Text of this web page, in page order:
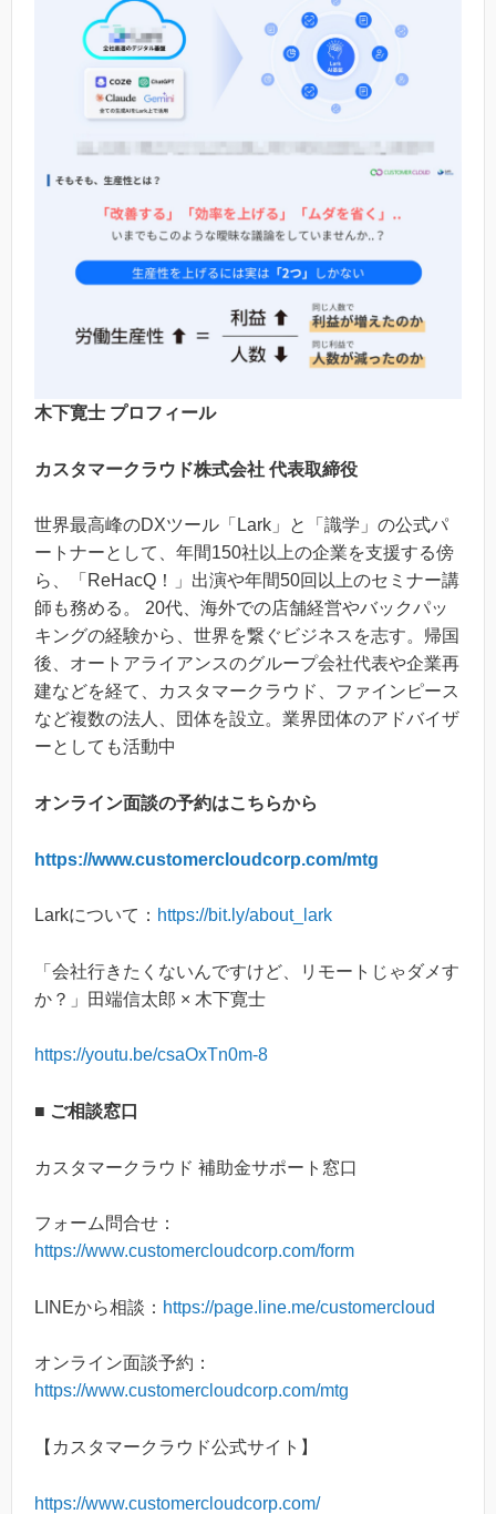
木下寛士 プロフィール
カスタマークラウド株式会社 代表取締役
世界最高峰のDXツール「Lark」と「識学」の公式パ
ートナーとして、年間150社以上の企業を支援する傍
ら、「ReHacQ！」出演や年間50回以上のセミナー講
師も務める。 20代、海外での店舗経営やバックパッ
キングの経験から、世界を繋ぐビジネスを志す。帰国
後、オートアライアンスのグループ会社代表や企業再
建などを経て、カスタマークラウド、ファインピース
など複数の法人、団体を設立。業界団体のアドバイザ
ーとしても活動中
オンライン面談の予約はこちらから
https://www.customercloudcorp.com/mtg
Larkについて： https://bit.ly/about_lark
「会社行きたくないんですけど、リモートじゃダメす
か？」田端信太郎 × 木下寛士
https://youtu.be/csaOxTn0m-8
■ ご相談窓口
カスタマークラウド 補助金サポート窓口
フォーム問合せ：
https://www.customercloudcorp.com/form
LINEから相談： https://page.line.me/customercloud
オンライン面談予約：
https://www.customercloudcorp.com/mtg
【カスタマークラウド公式サイト】
https://www.customercloudcorp.com/